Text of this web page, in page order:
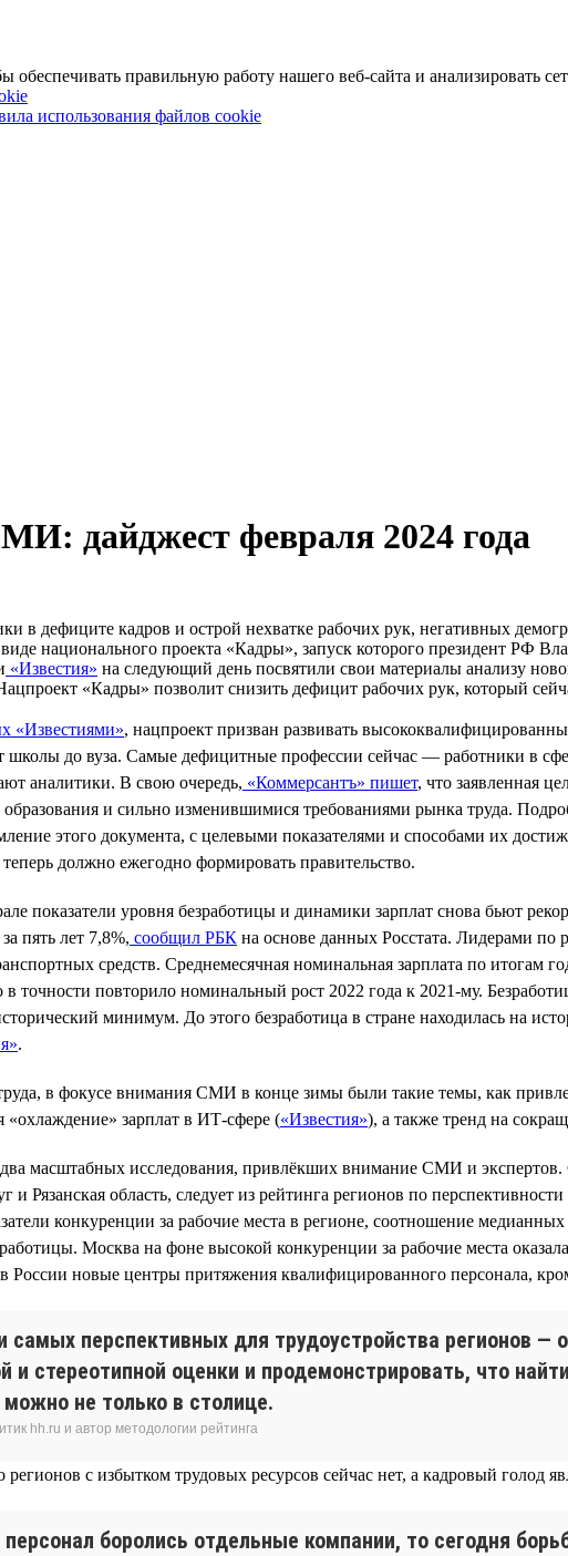
правильную работу нашего веб-сайта и анализировать
использования файлов cookie
дайджест февраля 2024 года
в дефиците кадров и острой нехватке рабочих рук, негативных
национального проекта «Кадры», запуск которого президент РФ
«Известия» на следующий день посвятили свои материалы анализу
«Кадры» позволит снизить дефицит рабочих рук, который
«Известиями», нацпроект призван развивать
до вуза. Самые дефицитные профессии сейчас — работники в
аналитики. В свою очередь, «Коммерсантъ» пишет, что заявленная
и сильно изменившимися требованиями рынка труда.
этого документа, с целевыми показателями и способами их
должно ежегодно формировать правительство.
показатели уровня безработицы и динамики зарплат снова бьют
пять лет 7,8%, сообщил РБК на основе данных Росстата. Лидерами по
средств. Среднемесячная номинальная зарплата по итогам
точности повторило номинальный рост 2022 года к 2021-му.
минимум. До этого безработица в стране находилась на
.
в фокусе внимания СМИ в конце зимы были такие темы, как
зарплат в ИТ-сфере («Известия»), а также тренд на
масштабных исследования, привлёкших внимание СМИ и
Рязанская область, следует из рейтинга регионов по
конкуренции за рабочие места в регионе, соотношение
Москва на фоне высокой конкуренции за рабочие места
России новые центры притяжения квалифицированного персонала,
самых перспективных для трудоустройства регионов
и стереотипной оценки и продемонстрировать, что
не только в столице.
hh.ru и автор методологии рейтинга
с избытком трудовых ресурсов сейчас нет, а кадровый голод
боролись отдельные компании, то сегодня